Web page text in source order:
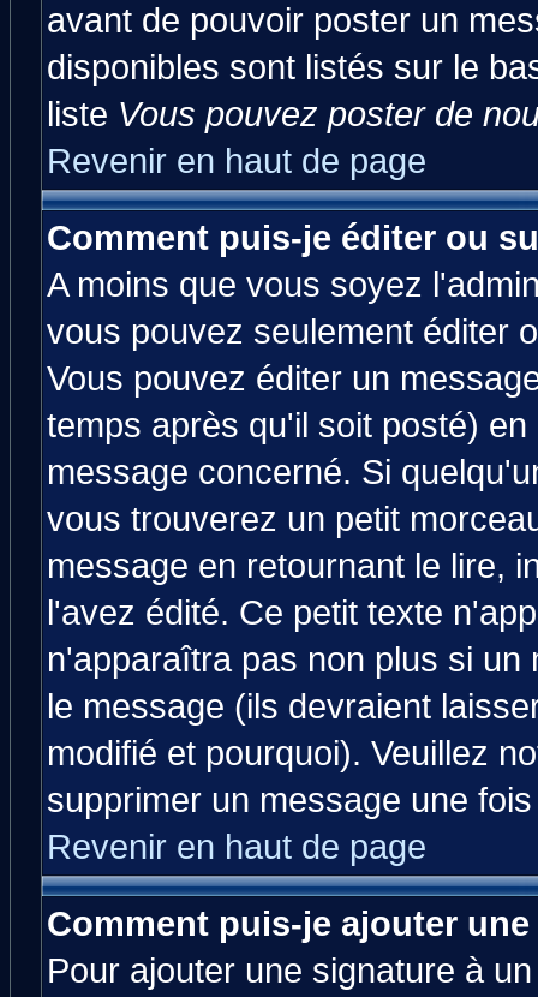
avant de pouvoir poster un
disponibles sont listés sur le
liste Vous pouvez poster de
Revenir en haut de page
Comment puis-je éditer ou
A moins que vous soyez
vous pouvez seulement éditer
Vous pouvez éditer un
temps après qu'il soit posté)
message concerné. Si
vous trouverez un petit
message en retournant le lire,
l'avez édité. Ce petit texte
n'apparaîtra pas non plus si
le message (ils devraient
modifié et pourquoi). Veuillez
supprimer un message une
Revenir en haut de page
Comment puis-je ajouter
Pour ajouter une signature à